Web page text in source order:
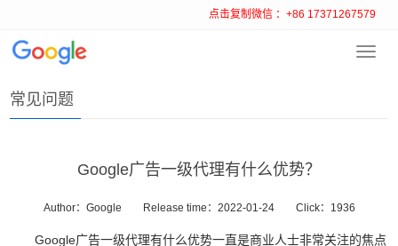
点击复制微信 ：+86 17371267579
首页>常见问题
常见问题
Google广告一级代理有什么优势？
Author：Google Release time：2022-01-24 Click： 1936
Google广告一级代理有什么优势一直是商业人士非常关注的焦点